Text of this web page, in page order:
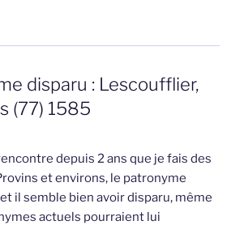
disparu : Lescoufflier,
(77) 1585
depuis 2 ans que je fais des
et environs, le patronyme
et il semble bien avoir disparu, même
actuels pourraient lui